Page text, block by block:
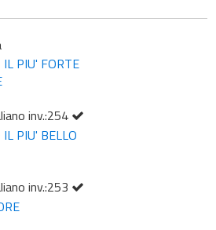
inv.:254
inv.:253